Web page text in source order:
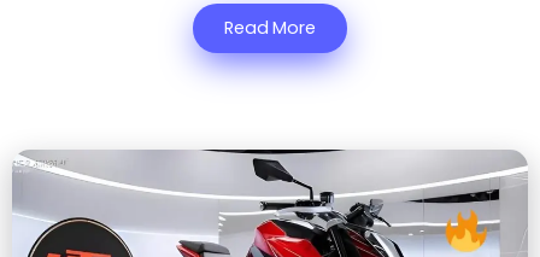
Read More